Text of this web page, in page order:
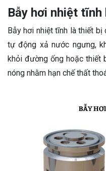
Bẫy hơi nhiệt tĩnh
Bẫy hơi nhiệt tĩnh là thiết
tự động xả nước ngưng,
khỏi đường ống hoặc thiết
nóng nhằm hạn chế thất